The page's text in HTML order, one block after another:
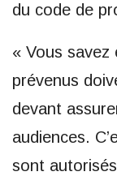
du code de
« Vous savez
prévenus
devant
audiences.
sont